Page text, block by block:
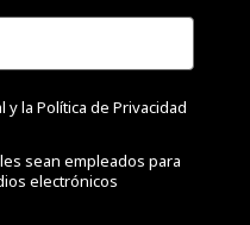
y la Política de Privacidad
sean empleados para
electrónicos